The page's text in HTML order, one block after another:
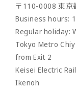
〒110-0008 東京
Business hours:
Regular holiday:
Tokyo Metro
from Exit 2
Keisei Electric
Ikenoh